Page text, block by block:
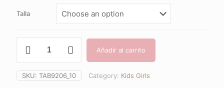
Talla
quantity
Añadir al carrito
SKU: TAB9206_10 Category: Kids Girls